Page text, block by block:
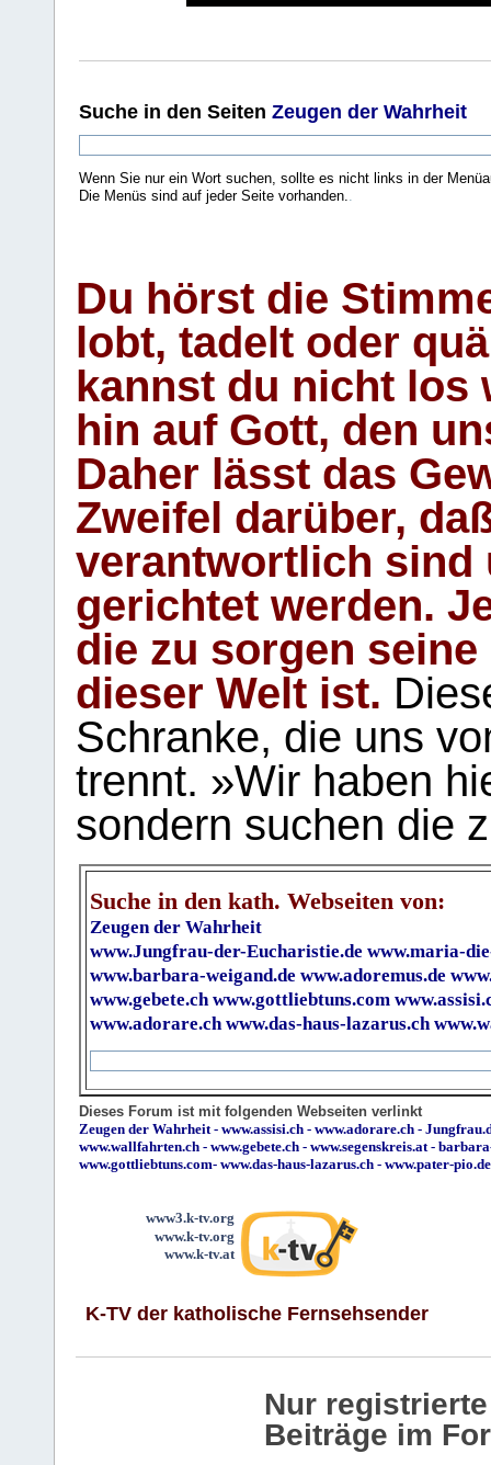
Suche in den Seiten Zeugen der Wahrheit
Wenn Sie nur ein Wort suchen, sollte es nicht links in der
Die Menüs sind auf jeder Seite vorhanden.
Du hörst die
lobt, tadelt oder
kannst du nicht los
hin auf Gott, den
Daher lässt das
Zweifel darüber,
verantwortlich sind
gerichtet werden.
die zu sorgen
dieser Welt ist.
Schranke, die uns
trennt. »Wir haben
sondern suchen die
Suche in den kath. Webseiten von:
Zeugen der Wahrheit
www.Jungfrau-der-Eucharistie.de www.maria-
www.barbara-weigand.de www.adoremus.de
www.gebete.ch www.gottliebtuns.com
www.adorare.ch www.das-haus-lazarus.ch
Dieses Forum ist mit folgenden Webseiten verlinkt
Zeugen der Wahrheit - www.assisi.ch - www.adorare.ch -
www.wallfahrten.ch - www.gebete.ch - www.segenskreis.at -
www.gottliebtuns.com- www.das-haus-lazarus.ch - www.pater-pio.de
www3.k-tv.org
www.k-tv.org
www.k-tv.at
K-TV der katholische Fernsehsender
Nur
Beiträge im